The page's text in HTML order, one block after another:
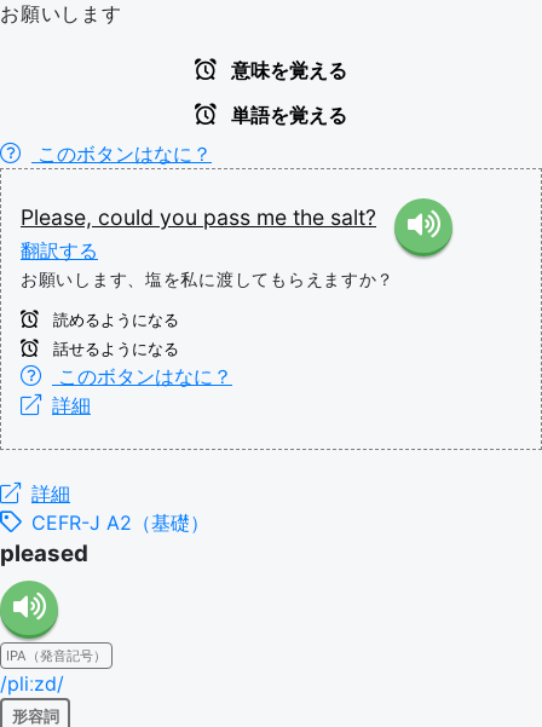
お願いします
意味を覚える
単語を覚える
このボタンはなに？
Please, could you pass me the salt?
翻訳する
お願いします、塩を私に渡してもらえますか？
読めるようになる
話せるようになる
このボタンはなに？
詳細
詳細
CEFR-J A2（基礎）
pleased
IPA（発音記号）
/pliːzd/
形容詞